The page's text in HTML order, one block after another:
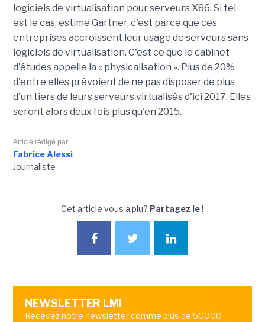
logiciels de virtualisation pour serveurs X86. Si tel
est le cas, estime Gartner, c'est parce que ces
entreprises accroissent leur usage de serveurs sans
logiciels de virtualisation. C'est ce que le cabinet
d'études appelle la « physicalisation ». Plus de 20%
d'entre elles prévoient de ne pas disposer de plus
d'un tiers de leurs serveurs virtualisés d'ici 2017. Elles
seront alors deux fois plus qu'en 2015.
Article rédigé par
Fabrice Alessi
Journaliste
Cet article vous a plu? Partagez le !
NEWSLETTER LMI
Recevez notre newsletter comme plus de 50000